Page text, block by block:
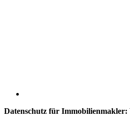
Datenschutz für Immobilienmakler: